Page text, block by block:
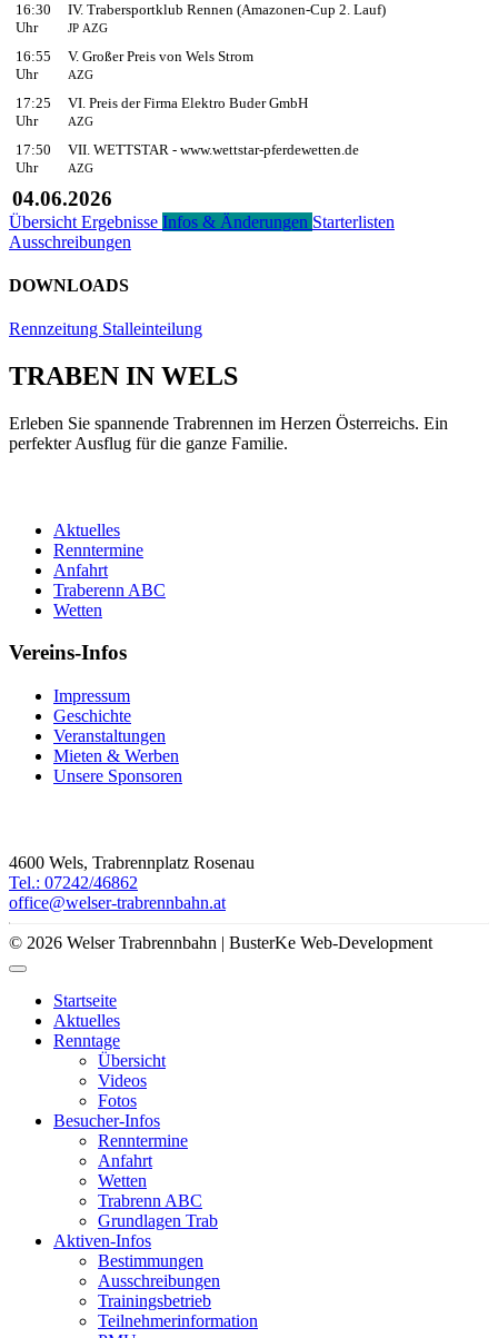
16:30
Uhr
IV. Trabersportklub Rennen (Amazonen-Cup 2. Lauf)
JP AZG
16:55
Uhr
V. Großer Preis von Wels Strom
AZG
17:25
Uhr
VI. Preis der Firma Elektro Buder GmbH
AZG
17:50
Uhr
VII. WETTSTAR - www.wettstar-pferdewetten.de
AZG
04.06.2026
Übersicht Ergebnisse Infos & Änderungen Starterlisten
Ausschreibungen
DOWNLOADS
Rennzeitung Stalleinteilung
TRABEN IN WELS
Erleben Sie spannende Trabrennen im Herzen Österreichs. Ein
perfekter Ausflug für die ganze Familie.
Aktuelles
Renntermine
Anfahrt
Traberenn ABC
Wetten
Vereins-Infos
Impressum
Geschichte
Veranstaltungen
Mieten & Werben
Unsere Sponsoren
4600 Wels, Trabrennplatz Rosenau
Tel.: 07242/46862
office@welser-trabrennbahn.at
© 2026 Welser Trabrennbahn | BusterKe Web-Development
Startseite
Aktuelles
Renntage
Übersicht
Videos
Fotos
Besucher-Infos
Renntermine
Anfahrt
Wetten
Trabrenn ABC
Grundlagen Trab
Aktiven-Infos
Bestimmungen
Ausschreibungen
Trainingsbetrieb
Teilnehmerinformation